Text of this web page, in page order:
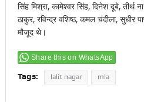
सिंह मिश्रा, कामेश्वर सिंह, दिनेश दूबे, तीर्थ
ठाकुर, रविन्द्र वशिष्ठ, कमल चंदीला, सुधीर
मौजूद थे।
Share this on WhatsApp
Tags: lalit nagar mla